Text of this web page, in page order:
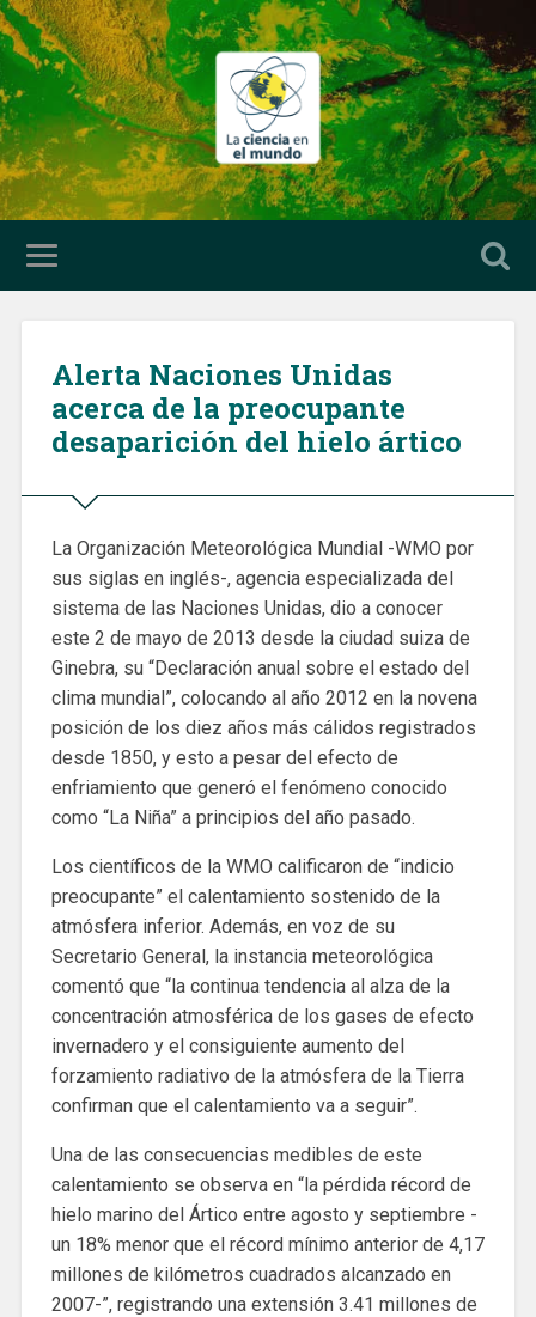
Alerta Naciones Unidas
acerca de la preocupante
desaparición del hielo ártico
La Organización Meteorológica Mundial -WMO por
sus siglas en inglés-, agencia especializada del
sistema de las Naciones Unidas, dio a conocer
este 2 de mayo de 2013 desde la ciudad suiza de
Ginebra, su “Declaración anual sobre el estado del
clima mundial”, colocando al año 2012 en la novena
posición de los diez años más cálidos registrados
desde 1850, y esto a pesar del efecto de
enfriamiento que generó el fenómeno conocido
como “La Niña” a principios del año pasado.
Los científicos de la WMO calificaron de “indicio
preocupante” el calentamiento sostenido de la
atmósfera inferior. Además, en voz de su
Secretario General, la instancia meteorológica
comentó que “la continua tendencia al alza de la
concentración atmosférica de los gases de efecto
invernadero y el consiguiente aumento del
forzamiento radiativo de la atmósfera de la Tierra
confirman que el calentamiento va a seguir”.
Una de las consecuencias medibles de este
calentamiento se observa en “la pérdida récord de
hielo marino del Ártico entre agosto y septiembre -
un 18% menor que el récord mínimo anterior de 4,17
millones de kilómetros cuadrados alcanzado en
2007-”, registrando una extensión 3.41 millones de